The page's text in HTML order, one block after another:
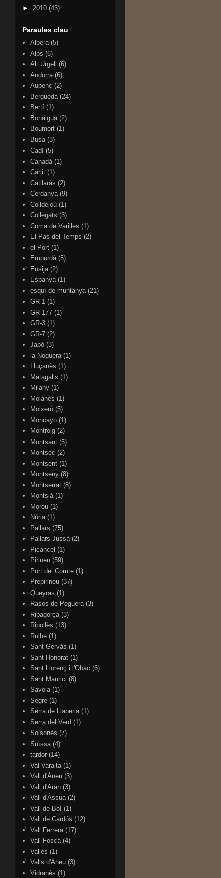
► 2010 (43)
Paraules clau
Albera (5)
Alps (6)
Alt Urgell
(6)
Andorra (6)
Aubenç (2)
Berguedà (24)
Bertí (1)
Bonaigua (2)
Boumort (1)
Busa (3)
Cadí (5)
Canadà (1)
Carlit (1)
Catllaràs (2)
Cerdanya (9)
Colldejou (1)
Collegats (3)
Coma de Varilles (1)
El Pas del Temps (2)
el Port (1)
Empordà (5)
Ensija (2)
Espanya (1)
esquí de muntanya (21)
GR-1 (1)
GR-177 (1)
GR-3 (1)
GR-7 (2)
Japó (3)
la Noguera (1)
Lluçanès (1)
Matagalls (1)
Milany (1)
Moianès (1)
Moixeró (5)
Moncayo (1)
Montroig (2)
Montsant (5)
Montsec (2)
Montsent (1)
Montseny (8)
Montserrat (8)
Montsià (1)
Morou (1)
Núria (1)
Pallars (75)
Pallars Jussà (2)
Picancel (1)
Pirineu (59)
Port del Comte (1)
Prepirineu (37)
Queyras (1)
Rasos de Peguera (3)
Ribagorça (3)
Ripollès (13)
Rulhe (1)
Sant Gervàs (1)
Sant Honorat (1)
Sant Llorenç i l'Obac (6)
Sant Maurici (8)
Savoia (1)
Segre (1)
Serra de Llaberia (1)
Serra del Verd (1)
Solsonès (7)
Suïssa (4)
tardor (14)
Val Varaita (1)
Vall d'Àneu (3)
Vall d'Aran (3)
Vall d'Àssua (2)
Vall de Boí (1)
Vall de Cardós (12)
Vall Ferrera (17)
Vall Fosca (4)
Vallès (1)
Valls d'Àneu (3)
Vidranès (1)